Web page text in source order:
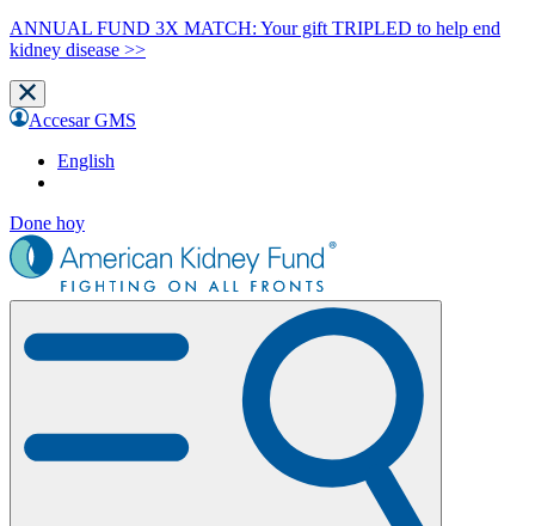
ANNUAL FUND 3X MATCH: Your gift TRIPLED to help end
kidney disease >>
Accesar GMS
English
Done hoy